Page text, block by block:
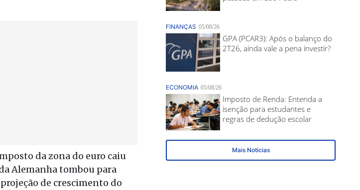
da zona do euro caiu
Alemanha tombou para
de crescimento do